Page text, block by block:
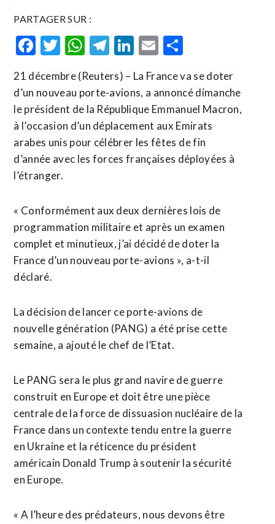
PARTAGER SUR :
Facebook
Twitter
WhatsApp
Telegram
LinkedIn
Email
21 décembre (Reuters) – La France va se doter
d’un nouveau porte-avions, a annoncé dimanche
le président de la République Emmanuel Macron,
à l’occasion d’un déplacement aux ​Emirats
arabes unis pour célébrer ‍les fêtes ⁠de fin
d’année avec les forces françaises déployées ⁠à
l’étranger.
« Conformément aux deux dernières lois de
programmation militaire et après un examen
complet et ​minutieux, j’ai décidé de doter la
France d’un nouveau porte-avions », a-t-il
déclaré.
La décision de lancer ce porte-avions de
nouvelle génération (PANG) a été prise cette
semaine, a ajouté ‌le chef de l’Etat.
Le PANG sera le ​plus grand navire de guerre
construit en Europe et doit être une pièce
centrale de la force de dissuasion nucléaire de la
France dans ‌un contexte ‌tendu entre la guerre
en Ukraine et ​la réticence du président
américain Donald Trump à soutenir la sécurité
en Europe.
« A l’heure des prédateurs, ​nous devons être